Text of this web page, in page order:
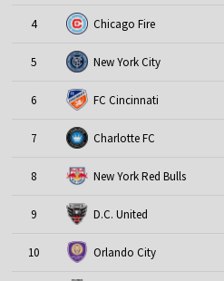
4 Chicago Fire
5 New York City
6 FC Cincinnati
7 Charlotte FC
8 New York Red Bulls
9 D.C. United
10 Orlando City